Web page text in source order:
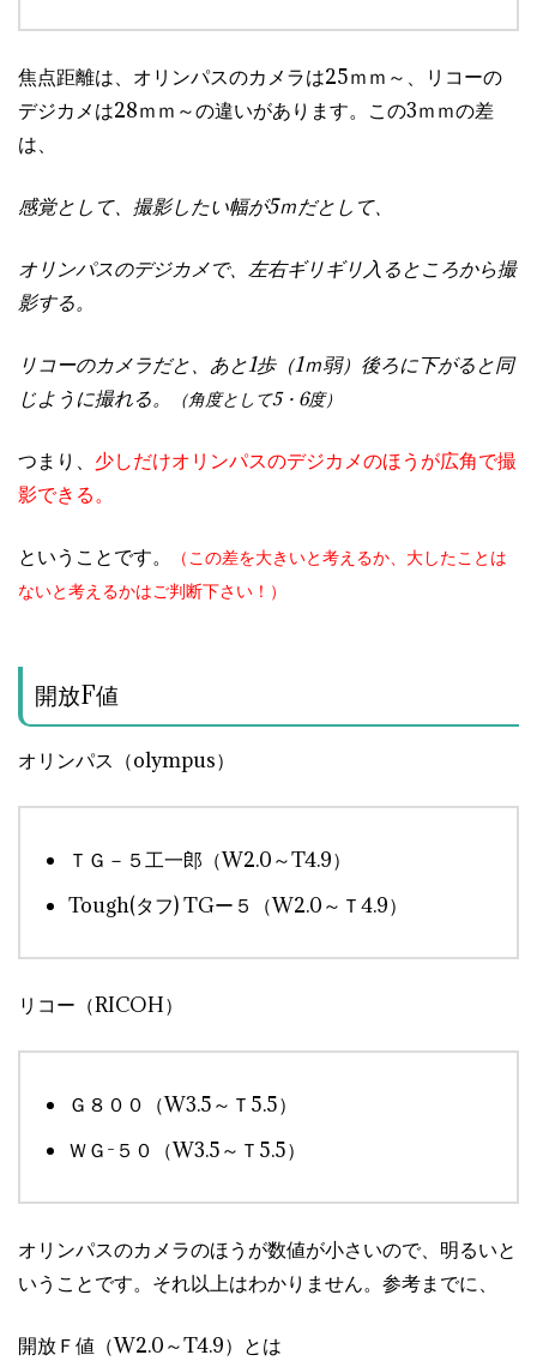
焦点距離は、オリンパスのカメラは25ｍｍ～、リコーの
デジカメは28ｍｍ～の違いがあります。この3ｍｍの差
は、
感覚として、撮影したい幅が5ｍだとして、
オリンパスのデジカメで、左右ギリギリ入るところから撮
影する。
リコーのカメラだと、あと1歩（1ｍ弱）後ろに下がると同
じように撮れる。
（角度として5・6度）
つまり、 少しだけオリンパスのデジカメのほうが広角で撮
影できる。
ということです。
（この差を大きいと考えるか、大したことは
ないと考えるかはご判断下さい！）
開放F値
オリンパス（olympus）
ＴＧ－５工一郎（W2.0～T4.9）
Tough(タフ) TGー５（W2.0～Ｔ4.9）
リコー（RICOH）
Ｇ８００（W3.5～Ｔ5.5）
ＷＧ-５０（W3.5～Ｔ5.5）
オリンパスのカメラのほうが数値が小さいので、明るいと
いうことです。それ以上はわかりません。参考までに、
開放Ｆ値（W2.0～T4.9）とは